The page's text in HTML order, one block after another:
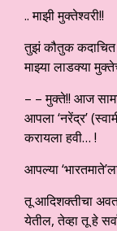
.. माझी मुक्तेश्वरी!!
तुझं कौतुक
माझ्या लाडक्या
– – मुक्ते!! आज
आपला ‘नरेंद्र’
करायला हवी… !
आपल्या
तू आदिशक्तीचा
येतील, तेव्हा तू हे